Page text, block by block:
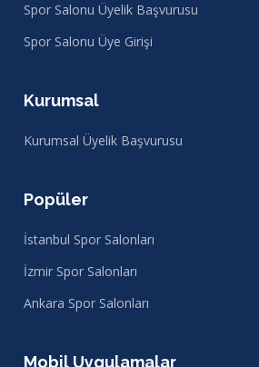
Spor Salonu Üyelik Başvurusu
Spor Salonu Üye Girişi
Kurumsal
Kurumsal Üyelik Başvurusu
Popüler
İstanbul Spor Salonları
İzmir Spor Salonları
Ankara Spor Salonları
Mobil Uygulamalar